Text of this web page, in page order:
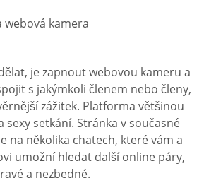
webová kamera
je zapnout webovou kameru a
s jakýmkoli členem nebo členy,
zážitek. Platforma většinou
sexy setkání. Stránka v současné
na několika chatech, které vám a
umožní hledat další online páry,
a nezbedné.